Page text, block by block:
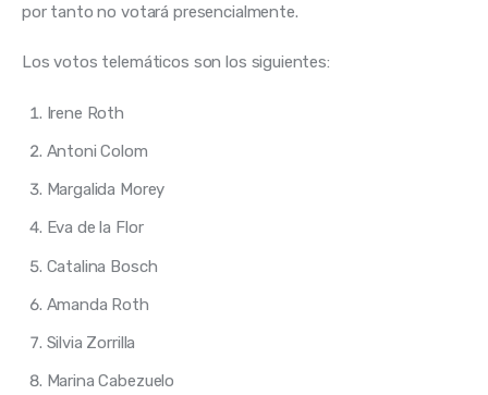
por tanto no votará presencialmente.
Los votos telemáticos son los siguientes:
Irene Roth
Antoni Colom
Margalida Morey
Eva de la Flor
Catalina Bosch
Amanda Roth
Silvia Zorrilla
Marina Cabezuelo